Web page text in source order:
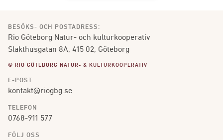
BESÖKS- OCH POSTADRESS:
Rio Göteborg Natur- och kulturkooperativ
Slakthusgatan 8A, 415 02, Göteborg
© RIO GÖTEBORG NATUR- & KULTURKOOPERATIV
E-POST
kontakt@riogbg.se
TELEFON
0768-911 577
FÖLJ OSS